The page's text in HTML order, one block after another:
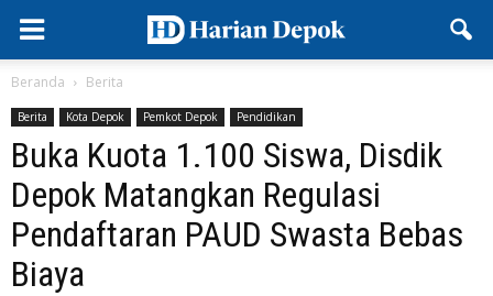
Beranda Berita
Berita Kota Depok Pemkot Depok Pendidikan
Buka Kuota 1.100 Siswa, Disdik
Depok Matangkan Regulasi
Pendaftaran PAUD Swasta Bebas
Biaya